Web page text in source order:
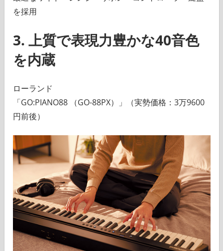
を採用
3. 上質で表現力豊かな40音色
を内蔵
ローランド
「GO:PIANO88 （GO-88PX）」（実勢価格：3万9600
円前後）